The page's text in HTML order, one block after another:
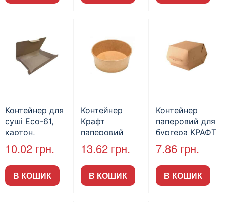
Контейнер для
суші Eco-61,
картон,
2800мл
(100шт/пак)
10.02 грн.
В КОШИК
Контейнер
Крафт
паперовий
1000мл, без
кришки, шт
(50шт/пак)
13.62 грн.
В КОШИК
Контейнер
паперовий для
бургера КРАФТ
145х145х90мм
(50шт/пак)
7.86 грн.
В КОШИК